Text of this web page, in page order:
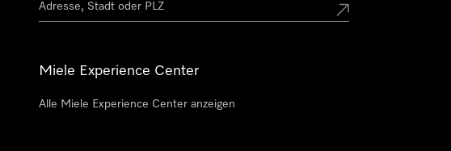
Miele Experience Center
Alle Miele Experience Center anzeigen